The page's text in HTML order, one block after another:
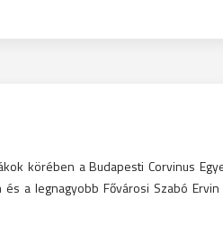
körében a Budapesti Corvinus
és a legnagyobb Fővárosi Szabó